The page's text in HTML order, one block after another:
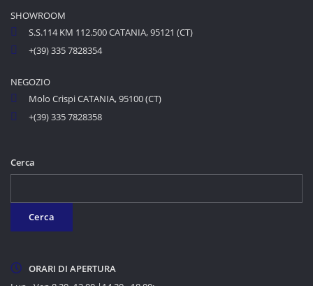
SHOWROOM
S.S.114 KM 112.500 CATANIA, 95121 (CT)
+(39) 335 7828354
NEGOZIO
Molo Crispi CATANIA, 95100 (CT)
+(39) 335 7828358
Cerca
Cerca
ORARI DI APERTURA